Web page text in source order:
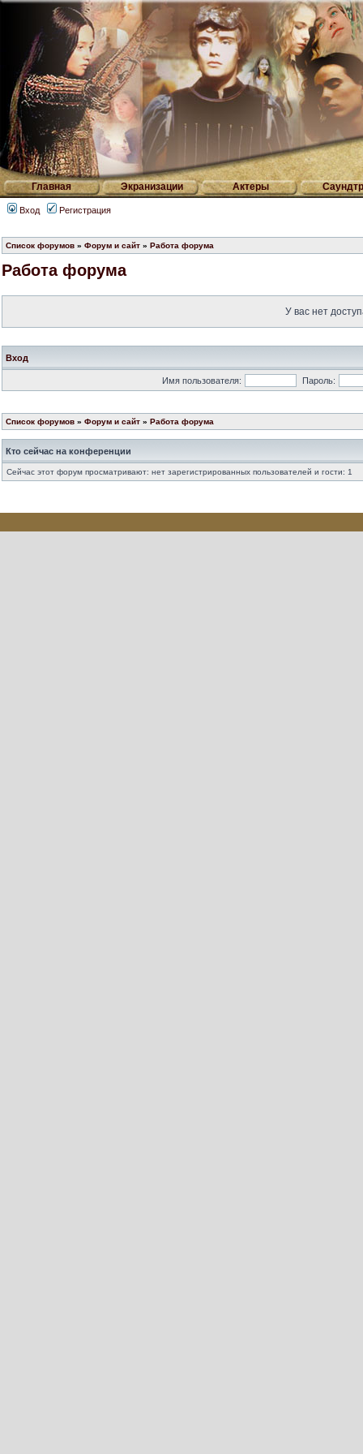
Главная Экранизации Актеры
Вход Регистрация
Список форумов » Форум и сайт » Работа форума
Работа форума
У вас нет
Вход
Имя пользователя: Пароль:
Список форумов » Форум и сайт » Работа форума
Кто сейчас на конференции
Сейчас этот форум просматривают: нет зарегистрированных пользователей и гости: 1